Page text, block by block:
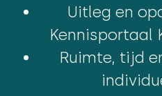
Uitleg en
Kennisportaal
Ruimte, tijd